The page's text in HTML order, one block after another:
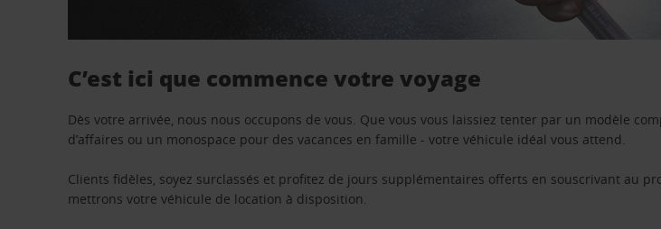
C’est ici que commence votre voyage
Dès votre arrivée, nous nous occupons de vous. Que vous vous laissiez tenter par un modèle
d’affaires ou un monospace pour des vacances en famille - votre véhicule idéal vous attend.
Clients fidèles, soyez surclassés et profitez de jours supplémentaires offerts en souscrivant au
mettrons votre véhicule de location à disposition.